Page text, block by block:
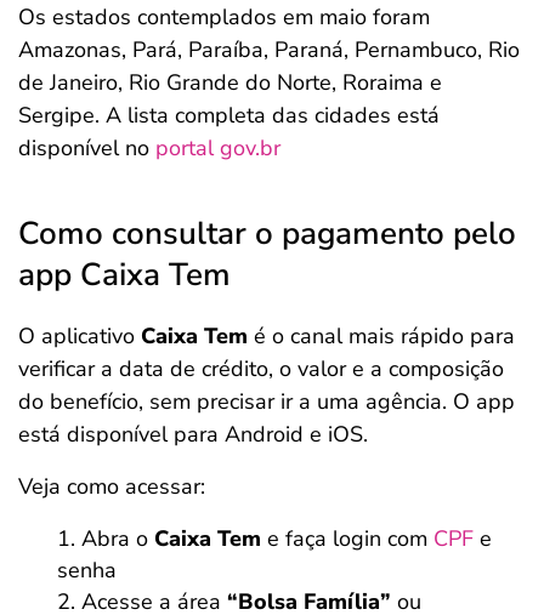
Os estados contemplados em maio foram
Amazonas, Pará, Paraíba, Paraná, Pernambuco, Rio
de Janeiro, Rio Grande do Norte, Roraima e
Sergipe. A lista completa das cidades está
disponível no portal gov.br
Como consultar o pagamento pelo
app Caixa Tem
O aplicativo Caixa Tem é o canal mais rápido para
verificar a data de crédito, o valor e a composição
do benefício, sem precisar ir a uma agência. O app
está disponível para Android e iOS.
Veja como acessar:
Abra o Caixa Tem e faça login com CPF e
senha
Acesse a área “Bolsa Família” ou